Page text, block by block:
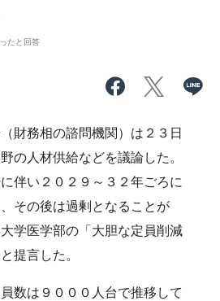
たと回答
財務相の諮問機関）は２３日
の人材供給などを議論した。
伴い２０２９～３２年ごろに
その後は過剰となることが
大学医学部の「大胆な定員削減
提言した。
数は９０００人台で推移して